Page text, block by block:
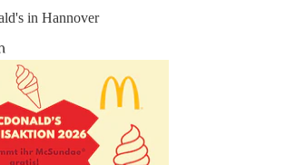
in Hannover